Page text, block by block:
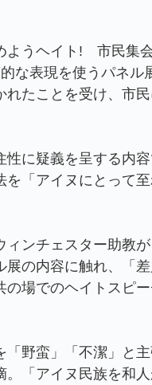
うヘイト! 市民集
な表現を使うパネル
たことを受け、市
に疑義を呈する内
「アイヌにとって至
ンチェスター助教
の内容に触れ、「
場でのヘイトスピ
野蛮」「不潔」と
「アイヌ民族を和